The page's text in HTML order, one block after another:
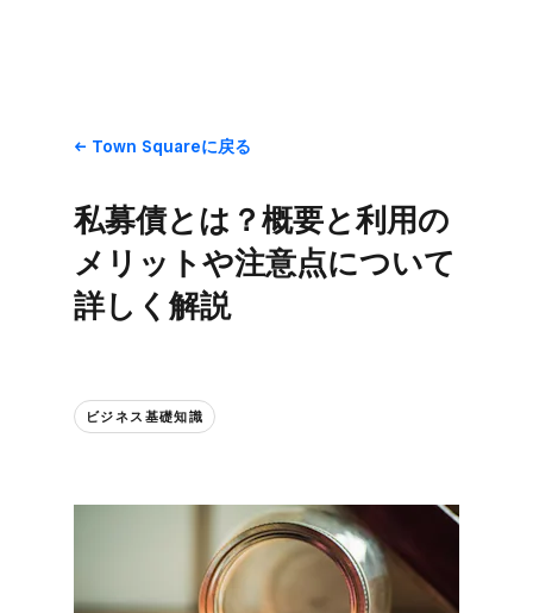
Town Squareに​戻る
私募債とは？​概要と​利用の​
メリットや​注意点に​ついて​
詳しく​解説
ビジネス基礎知識